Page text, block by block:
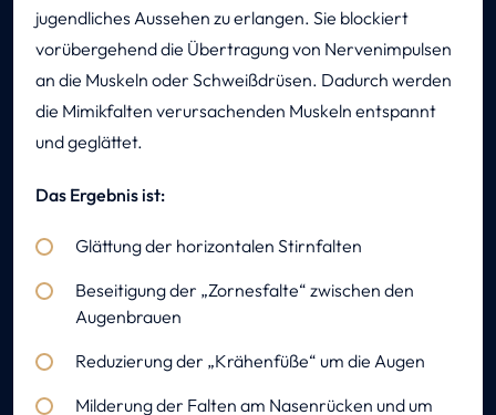
jugendliches Aussehen zu erlangen. Sie blockiert
vorübergehend die Übertragung von Nervenimpulsen
an die Muskeln oder Schweißdrüsen. Dadurch werden
die Mimikfalten verursachenden Muskeln entspannt
und geglättet.
Das Ergebnis ist:
Glättung der horizontalen Stirnfalten
Beseitigung der „Zornesfalte“ zwischen den
Augenbrauen
Reduzierung der „Krähenfüße“ um die Augen
Milderung der Falten am Nasenrücken und um